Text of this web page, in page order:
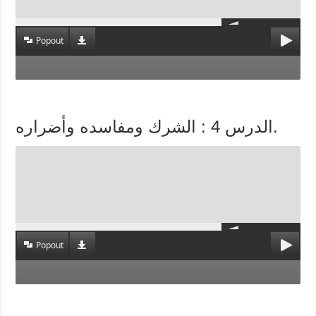
Popout
الدرس 4 : الشرك ومفاسده وأضراره.
Popout